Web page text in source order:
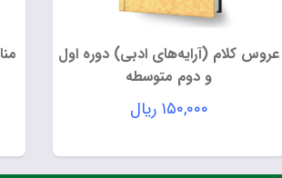
عروس کلام (آرایه‌های ادبی) دوره اول
و دوم متوسطه
۱۵۰,۰۰۰ ریال